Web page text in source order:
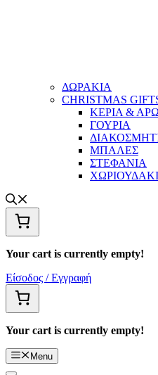
ΔΩΡΑΚΙΑ
CHRISTMAS
ΚΕΡΙΑ &
ΓΟΥΡΙΑ
ΜΠΑΛΕΣ
ΣΤΕΦΑΝΙΑ
Your cart is currently empty!
Είσοδος / Εγγραφή
Your cart is currently empty!
Menu